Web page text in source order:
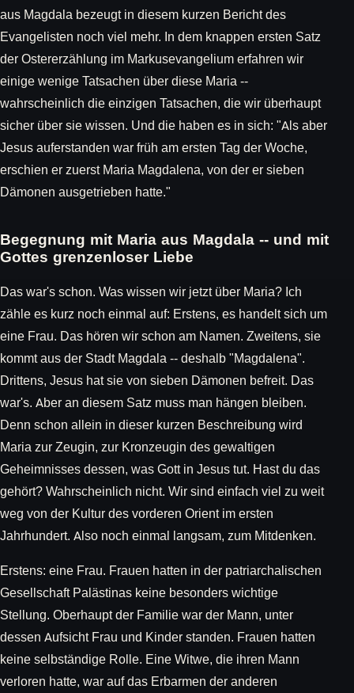
aus Magdala bezeugt in diesem kurzen Bericht des
Evangelisten noch viel mehr. In dem knappen ersten Satz
der Ostererzählung im Markusevangelium erfahren wir
einige wenige Tatsachen über diese Maria --
wahrscheinlich die einzigen Tatsachen, die wir überhaupt
sicher über sie wissen. Und die haben es in sich: "Als aber
Jesus auferstanden war früh am ersten Tag der Woche,
erschien er zuerst Maria Magdalena, von der er sieben
Dämonen ausgetrieben hatte."
Begegnung mit Maria aus Magdala -- und mit
Gottes grenzenloser Liebe
Das war's schon. Was wissen wir jetzt über Maria? Ich
zähle es kurz noch einmal auf: Erstens, es handelt sich um
eine Frau. Das hören wir schon am Namen. Zweitens, sie
kommt aus der Stadt Magdala -- deshalb "Magdalena".
Drittens, Jesus hat sie von sieben Dämonen befreit. Das
war's. Aber an diesem Satz muss man hängen bleiben.
Denn schon allein in dieser kurzen Beschreibung wird
Maria zur Zeugin, zur Kronzeugin des gewaltigen
Geheimnisses dessen, was Gott in Jesus tut. Hast du das
gehört? Wahrscheinlich nicht. Wir sind einfach viel zu weit
weg von der Kultur des vorderen Orient im ersten
Jahrhundert. Also noch einmal langsam, zum Mitdenken.
Erstens: eine Frau. Frauen hatten in der patriarchalischen
Gesellschaft Palästinas keine besonders wichtige
Stellung. Oberhaupt der Familie war der Mann, unter
dessen Aufsicht Frau und Kinder standen. Frauen hatten
keine selbständige Rolle. Eine Witwe, die ihren Mann
verloren hatte, war auf das Erbarmen der anderen